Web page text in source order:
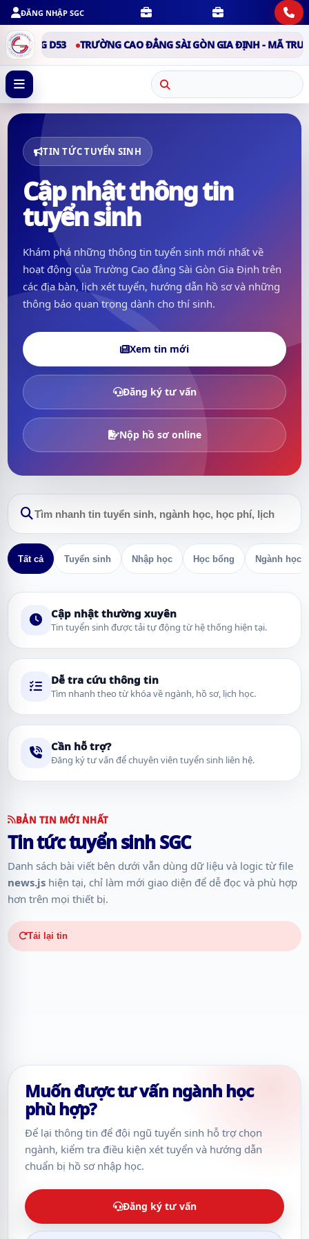
ĐĂNG NHẬP SGC
D53 TRƯỜNG CAO ĐẲNG SÀI GÒN GIA ĐỊNH - MÃ
TIN TỨC TUYỂN SINH
Cập nhật thông tin
tuyển sinh
Khám phá những thông tin tuyển sinh mới nhất về
hoạt động của Trường Cao đẳng Sài Gòn Gia Định trên
các địa bàn, lịch xét tuyển, hướng dẫn hồ sơ và những
thông báo quan trọng dành cho thí sinh.
Xem tin mới
Đăng ký tư vấn
Nộp hồ sơ online
Tất cả Tuyển sinh Nhập học Học bổng Ngành học
Cập nhật thường xuyên
Tin tuyển sinh được tải tự động từ hệ thống hiện tại.
Dễ tra cứu thông tin
Tìm nhanh theo từ khóa về ngành, hồ sơ, lịch học.
Cần hỗ trợ?
Đăng ký tư vấn để chuyên viên tuyển sinh liên hệ.
BẢN TIN MỚI NHẤT
Tin tức tuyển sinh SGC
Danh sách bài viết bên dưới vẫn dùng dữ liệu và logic từ file
news.js hiện tại, chỉ làm mới giao diện để dễ đọc và phù hợp
hơn trên mọi thiết bị.
Tải lại tin
Muốn được tư vấn ngành học
phù hợp?
Để lại thông tin để đội ngũ tuyển sinh hỗ trợ chọn
ngành, kiểm tra điều kiện xét tuyển và hướng dẫn
chuẩn bị hồ sơ nhập học.
Đăng ký tư vấn